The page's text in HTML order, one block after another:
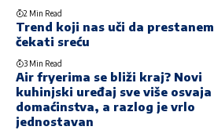
2 Min Read
Trend koji nas uči da
čekati sreću
3 Min Read
Air fryerima se bliži kraj? Novi
kuhinjski uređaj sve više osvaja
domaćinstva, a razlog je vrlo
jednostavan